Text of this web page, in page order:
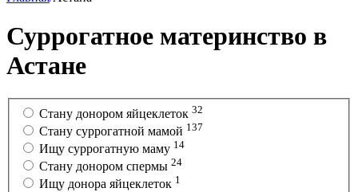
Суррогатное материнство в
Астане
Стану донором яйцеклеток 32
Cтану суррогатной мамой 137
Ищу суррогатную маму 14
Стану донором спермы 24
Ищу донора яйцеклеток 1